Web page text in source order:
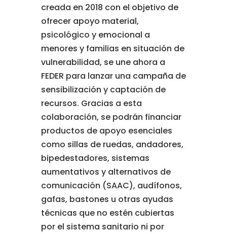
creada en 2018 con el objetivo de
ofrecer apoyo material,
psicológico y emocional a
menores y familias en situación de
vulnerabilidad, se une ahora a
FEDER para lanzar una campaña de
sensibilización y captación de
recursos. Gracias a esta
colaboración, se podrán financiar
productos de apoyo esenciales
como sillas de ruedas, andadores,
bipedestadores, sistemas
aumentativos y alternativos de
comunicación (SAAC), audífonos,
gafas, bastones u otras ayudas
técnicas que no estén cubiertas
por el sistema sanitario ni por